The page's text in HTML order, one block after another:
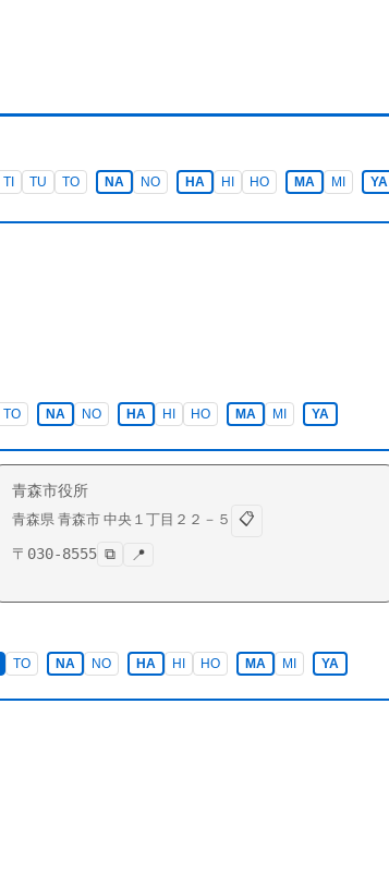
TI TU TO NA NO HA HI HO MA MI YA
TO NA NO HA HI HO MA MI YA
青森市役所
青森県 青森市 中央 １丁目２２－５
📋
〒 030-8555 ⧉ 📍
TO NA NO HA HI HO MA MI YA